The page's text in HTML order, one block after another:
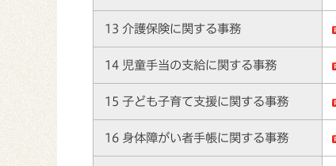
13 介護保険に関する事務
14 児童手当の支給に関する事務
15 子ども子育て支援に関する事務
16 身体障がい者手帳に関する事務